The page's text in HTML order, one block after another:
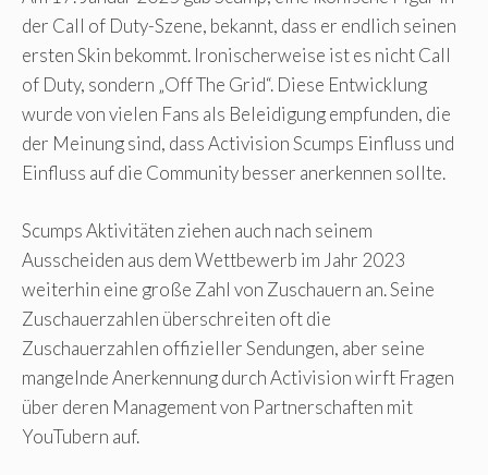
der Call of Duty-Szene, bekannt, dass er endlich seinen
ersten Skin bekommt. Ironischerweise ist es nicht Call
of Duty, sondern „Off The Grid“. Diese Entwicklung
wurde von vielen Fans als Beleidigung empfunden, die
der Meinung sind, dass Activision Scumps Einfluss und
Einfluss auf die Community besser anerkennen sollte.
Scumps Aktivitäten ziehen auch nach seinem
Ausscheiden aus dem Wettbewerb im Jahr 2023
weiterhin eine große Zahl von Zuschauern an. Seine
Zuschauerzahlen überschreiten oft die
Zuschauerzahlen offizieller Sendungen, aber seine
mangelnde Anerkennung durch Activision wirft Fragen
über deren Management von Partnerschaften mit
YouTubern auf.